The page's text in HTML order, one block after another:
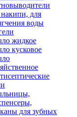
для
воды
жидкое
кусковое
для зубных